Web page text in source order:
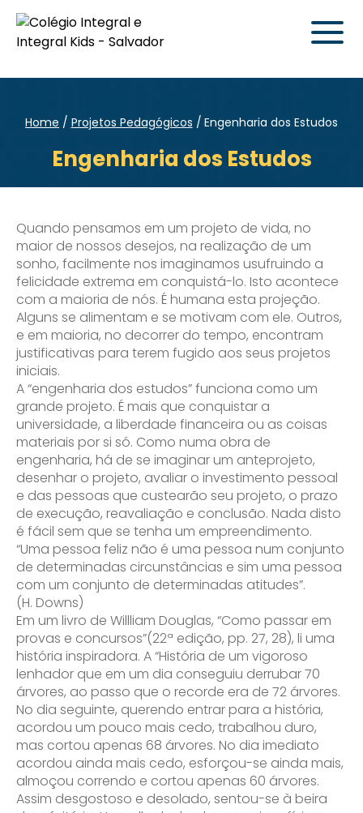
Home Projetos Pedagógicos Engenharia dos Estudos
Engenharia dos Estudos
Quando pensamos em um projeto de vida, no
maior de nossos desejos, na realização de um
sonho, facilmente nos imaginamos usufruindo a
felicidade extrema em conquistá-lo. Isto acontece
com a maioria de nós. É humana esta projeção.
Alguns se alimentam e se motivam com ele. Outros,
e em maioria, no decorrer do tempo, encontram
justificativas para terem fugido aos seus projetos
iniciais.
A “engenharia dos estudos” funciona como um
grande projeto. É mais que conquistar a
universidade, a liberdade financeira ou as coisas
materiais por si só. Como numa obra de
engenharia, há de se imaginar um anteprojeto,
desenhar o projeto, avaliar o investimento pessoal
e das pessoas que custearão seu projeto, o prazo
de execução, reavaliação e conclusão. Nada disto
é fácil sem que se tenha um empreendimento.
“Uma pessoa feliz não é uma pessoa num conjunto
de determinadas circunstâncias e sim uma pessoa
com um conjunto de determinadas atitudes”.
(H. Downs)
Em um livro de Willliam Douglas, “Como passar em
provas e concursos”(22ª edição, pp. 27, 28), li uma
história inspiradora. A “História de um vigoroso
lenhador que em um dia conseguiu derrubar 70
árvores, ao passo que o recorde era de 72 árvores.
No dia seguinte, querendo entrar para a história,
acordou um pouco mais cedo, trabalhou duro,
mas cortou apenas 68 árvores. No dia imediato
acordou ainda mais cedo, esforçou-se ainda mais,
almoçou correndo e cortou apenas 60 árvores.
Assim desgostoso e desolado, sentou-se à beira